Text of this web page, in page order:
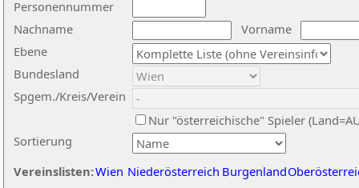
Nachname
Vorname
Ebene
Sortierung
Personennummer
Bundesland
Spgem./Kreis/Verein
Nur "österreichische" Spieler
Vereinslisten:Wien Niederösterreich Burgenland